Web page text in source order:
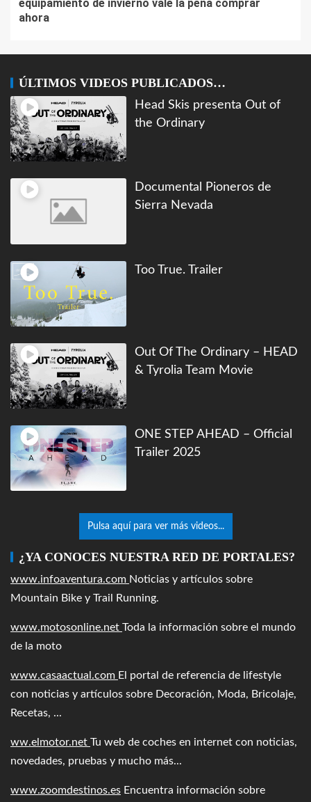
equipamiento de invierno vale la pena comprar
ahora
ÚLTIMOS VIDEOS PUBLICADOS…
Head Skis presenta Out of
the Ordinary
Documental Pioneros de
Sierra Nevada
Too True. Trailer
Out Of The Ordinary – HEAD
& Tyrolia Team Movie
ONE STEP AHEAD – Official
Trailer 2025
Pulsa aquí para ver más videos...
¿YA CONOCES NUESTRA RED DE PORTALES?
www.infoaventura.com Noticias y artículos sobre
Mountain Bike y Trail Running.
www.motosonline.net Toda la información sobre el mundo
de la moto
www.casaactual.com El portal de referencia de lifestyle
con noticias y artículos sobre Decoración, Moda, Bricolaje,
Recetas, ...
ww.elmotor.net Tu web de coches en internet con noticias,
novedades, pruebas y mucho más...
www.zoomdestinos.es Encuentra información sobre